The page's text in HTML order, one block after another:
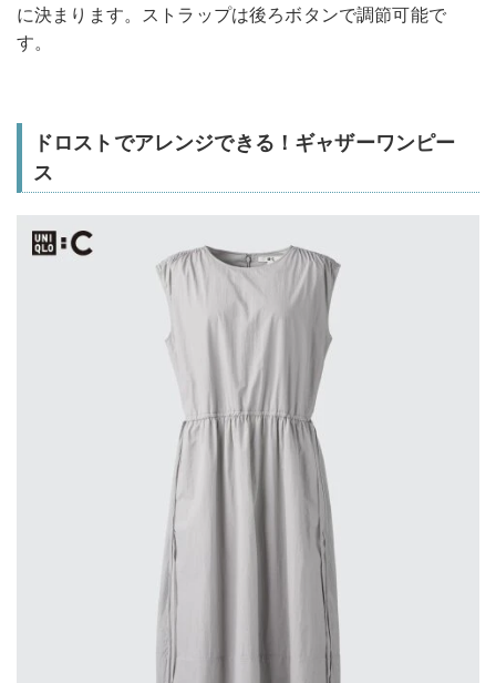
に決まります。ストラップは後ろボタンで調節可能で
す。
ドロストでアレンジできる！ギャザーワンピー
ス